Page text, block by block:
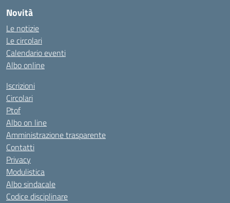
Novità
Le notizie
Le circolari
Calendario eventi
Albo online
Iscrizioni
Circolari
Ptof
Albo on line
Amministrazione trasparente
Contatti
Privacy
Modulistica
Albo sindacale
Codice disciplinare